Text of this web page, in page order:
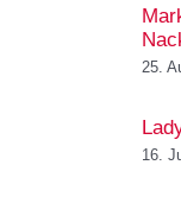
25.
16.